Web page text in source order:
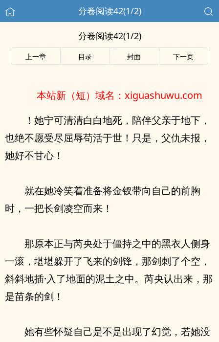
分卷阅读42(1/2)
分卷阅读42(1/2)
上一章 目录 封面 下一页
本站新（短）域名：xiguashuwu.com
！她宁可清清白白地死，陪伴父亲于地下，
也绝不愿受尽屈辱苟活于世！只是，父仇未报，
她好不甘心！
就在她冷笑着准备将金钗带向自己的前胸
时，一把长剑凌空而来！
那原本正与芮央处于僵持之中的黑衣人侧身
一滚，堪堪躲开了飞来的剑锋，那剑刺了个空，
斜斜地插·入了地面的泥土之中。芮央认出来，那
是苗条的剑！
她有些怀疑自己是不是出现了幻觉，若她没